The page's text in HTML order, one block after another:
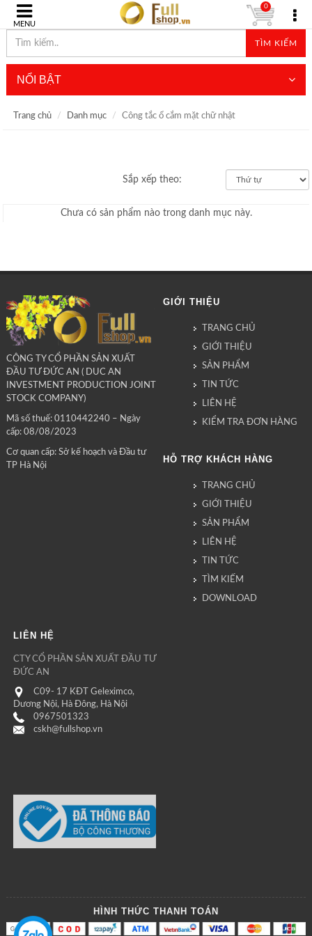
MENU
TÌM KIẾM
0
NỔI BẬT
Trang chủ Danh mục Công tắc ổ cắm mặt chữ nhật
Sắp xếp theo:
Chưa có sản phẩm nào trong danh mục này.
CÔNG TY CỔ PHẦN SẢN XUẤT
ĐẦU TƯ ĐỨC AN ( DUC AN
INVESTMENT PRODUCTION JOINT
STOCK COMPANY)
Mã số thuế: 0110442240 – Ngày
cấp: 08/08/2023
Cơ quan cấp: Sở kế hoạch và Đầu tư
TP Hà Nội
GIỚI THIỆU
TRANG CHỦ
GIỚI THIỆU
SẢN PHẨM
TIN TỨC
LIÊN HỆ
KIỂM TRA ĐƠN HÀNG
HỖ TRỢ KHÁCH HÀNG
TRANG CHỦ
GIỚI THIỆU
SẢN PHẨM
LIÊN HỆ
TIN TỨC
TÌM KIẾM
DOWNLOAD
LIÊN HỆ
CTY CỔ PHẦN SẢN XUẤT ĐẦU TƯ
ĐỨC AN
C09- 17 KĐT Geleximco,
Dương Nội, Hà Đông, Hà Nội
0967501323
cskh@fullshop.vn
HÌNH THỨC THANH TOÁN